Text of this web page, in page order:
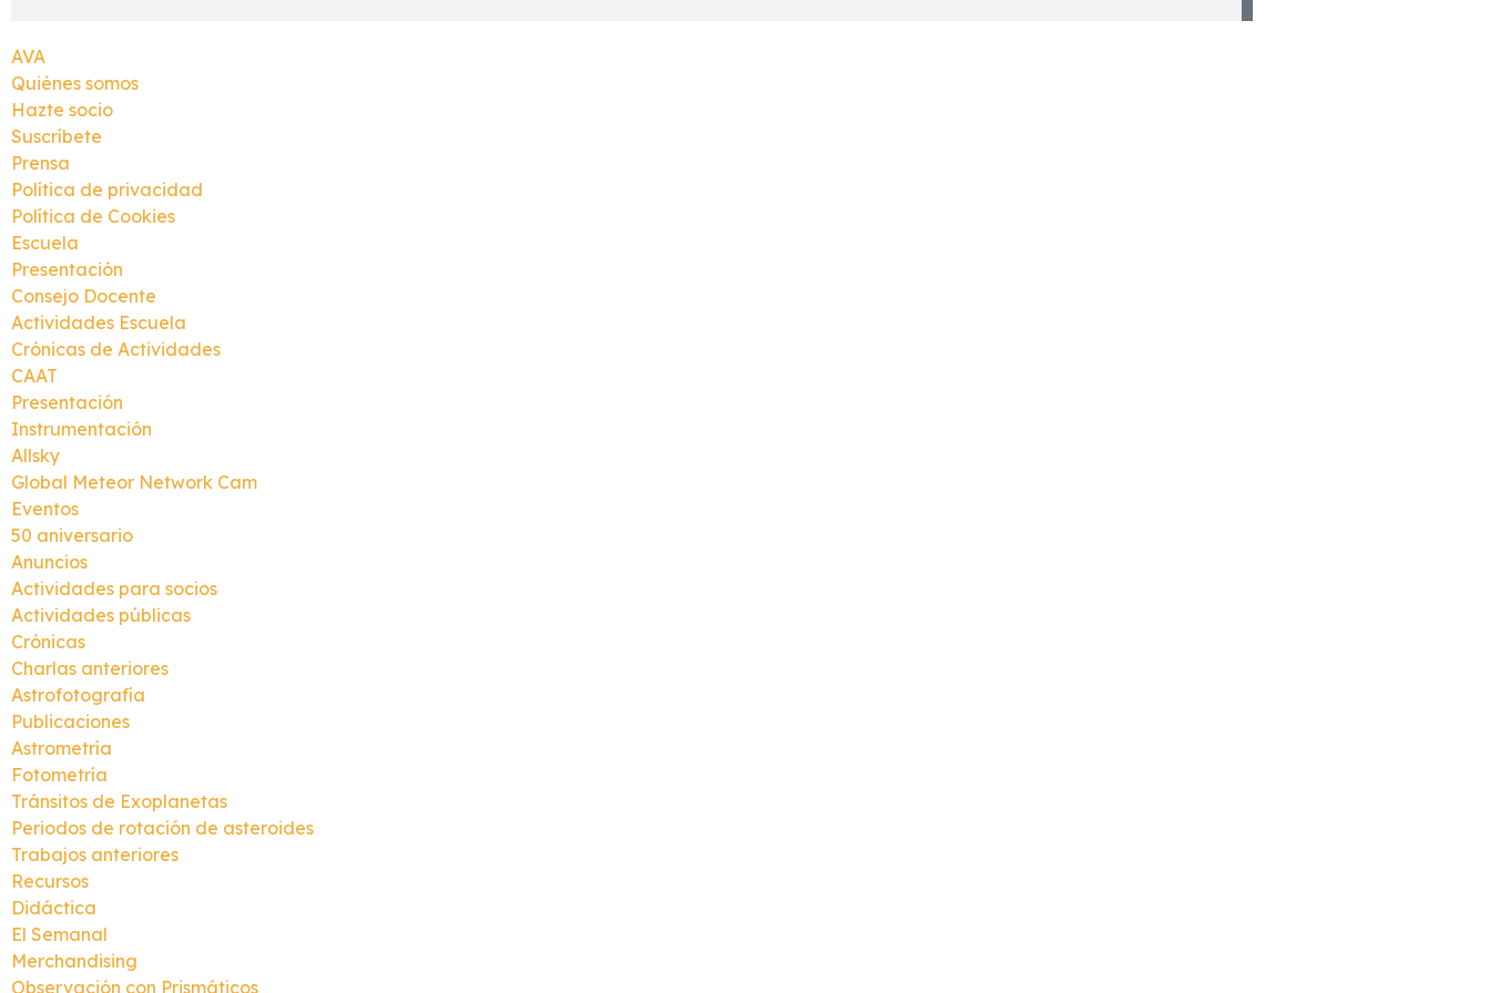
AVA
Quiénes somos
Hazte socio
Suscríbete
Prensa
Política de privacidad
Política de Cookies
Escuela
Presentación
Consejo Docente
Actividades Escuela
Crónicas de Actividades
CAAT
Presentación
Instrumentación
Allsky
Global Meteor Network Cam
Eventos
50 aniversario
Anuncios
Actividades para socios
Actividades públicas
Crónicas
Charlas anteriores
Astrofotografía
Publicaciones
Astrometría
Fotometría
Tránsitos de Exoplanetas
Periodos de rotación de asteroides
Trabajos anteriores
Recursos
Didáctica
El Semanal
Merchandising
Observación con Prismáticos